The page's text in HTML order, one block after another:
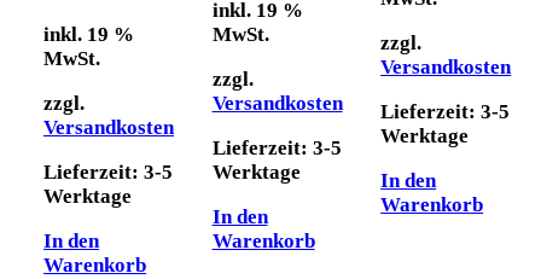
inkl. 19 %
MwSt.
zzgl.
Versandkosten
Lieferzeit: 3-5
Werktage
In den
Warenkorb
inkl. 19 %
MwSt.
zzgl.
Versandkosten
Lieferzeit: 3-5
Werktage
In den
Warenkorb
zzgl.
Versandkosten
Lieferzeit:3-5
Werktage
In den
Warenkorb